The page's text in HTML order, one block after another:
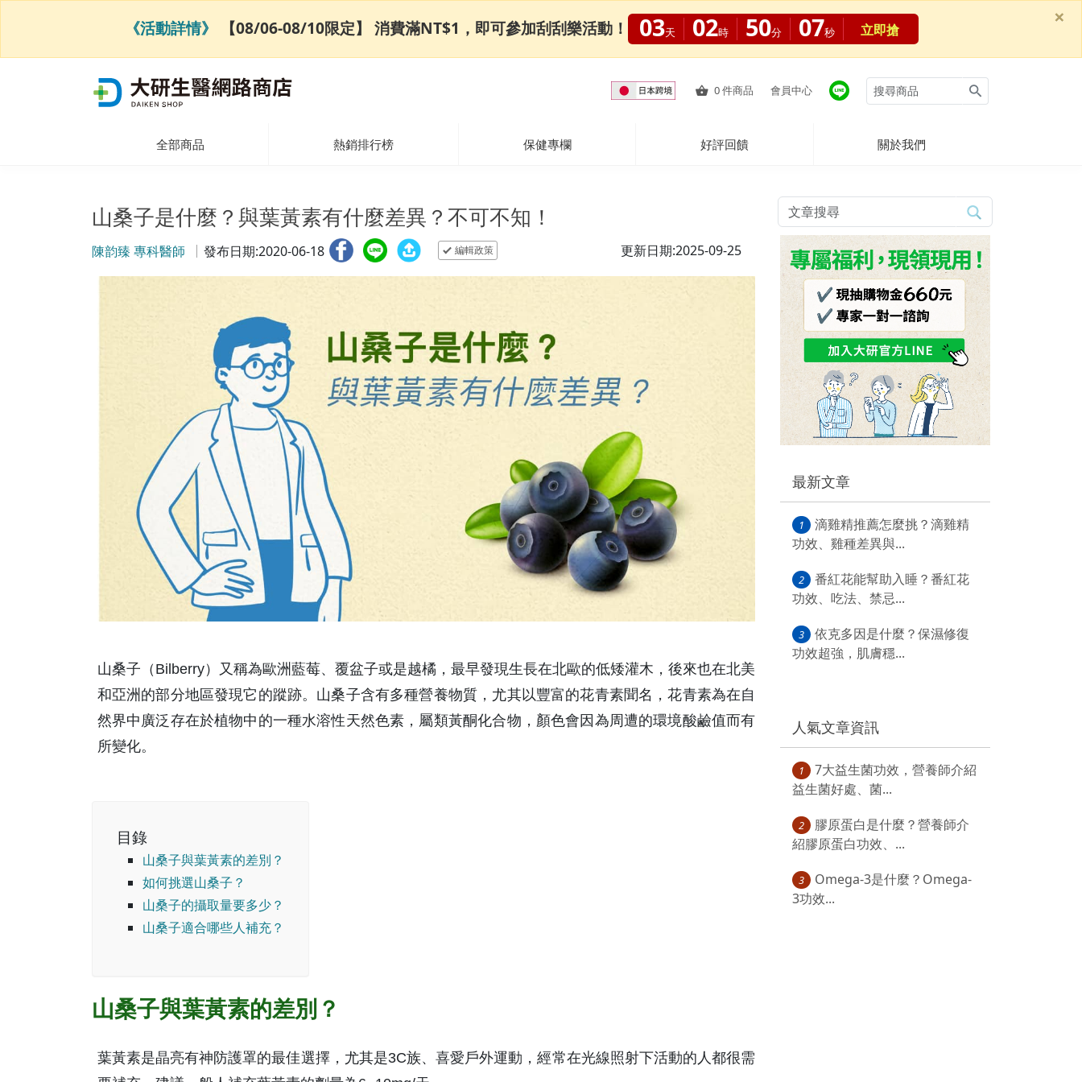
0件商品 會員中心
全部商品 熱銷排行榜 保健專欄 好評回饋 關於我們
山桑子是什麼？與葉黃素有什麼差異？不可不知！
陳韵臻 專科醫師 發布日期:2020-06-18 編輯政策 更新日期:2025-09-25
山桑子（Bilberry）又稱為歐洲藍莓、覆盆子或是越橘，最早發現生長在北歐的低矮灌木，後來也在北美
和亞洲的部分地區發現它的蹤跡。山桑子含有多種營養物質，尤其以豐富的花青素聞名，花青素為在自
然界中廣泛存在於植物中的一種水溶性天然色素，屬類黃酮化合物，顏色會因為周遭的環境酸鹼值而有
所變化。
目錄
山桑子與葉黃素的差別？
如何挑選山桑子？
山桑子的攝取量要多少？
山桑子適合哪些人補充？
山桑子與葉黃素的差別？
葉黃素是晶亮有神防護罩的最佳選擇，尤其是3C族、喜愛戶外運動，經常在光線照射下活動的人都很需
最新文章
1
滴雞精推薦怎麼挑？滴雞精
功效、雞種差異與...
2
番紅花能幫助入睡？番紅花
功效、吃法、禁忌...
3
依克多因是什麼？保濕修復
功效超強，肌膚穩...
人氣文章資訊
1
7大益生菌功效，營養師介紹
益生菌好處、菌...
2
膠原蛋白是什麼？營養師介
紹膠原蛋白功效、...
3
Omega-3是什麼？Omega-
3功效...
《活動詳情》 【08/06-08/10限定】 消費滿NT$1，即可參加刮刮樂活動！ 03天 02時 50分 05秒 立即搶
×